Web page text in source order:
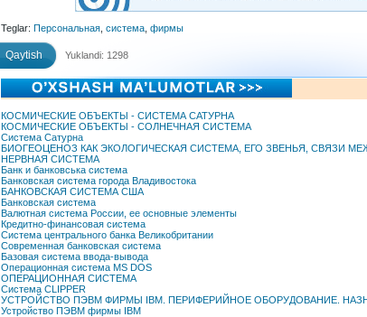
Teglar: Персональная, система, фирмы
Qaytish Yuklandi: 1298
КОСМИЧЕСКИЕ ОБЪЕКТЫ - СИСТЕМА САТУРНА
КОСМИЧЕСКИЕ ОБЪЕКТЫ - СОЛНЕЧНАЯ СИСТЕМА
Система Сатурна
БИОГЕОЦЕНОЗ КАК ЭКОЛОГИЧЕСКАЯ СИСТЕМА, ЕГО ЗВЕНЬЯ, СВЯЗИ
НЕРВНАЯ СИСТЕМА
Банк и банковська система
Банковская система города Владивостока
БАНКОВСКАЯ СИСТЕМА США
Банковская система
Валютная система России, ее основные элементы
Кредитно-финансовая система
Система центрального банка Великобритании
Современная банковская система
Базовая система ввода-вывода
Операционная система MS DOS
ОПЕРАЦИОННАЯ СИСТЕМА
Система CLIPPER
УСТРОЙСТВО ПЭВМ ФИРМЫ IBM. ПЕРИФЕРИЙНОЕ ОБОРУДОВАНИЕ.
Устройство ПЭВМ фирмы IBM